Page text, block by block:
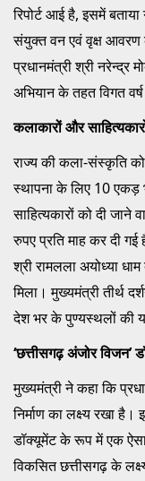
रिपोर्ट आई है, इसमें
संयुक्त वन एवं वृक्ष आवरण
प्रधानमंत्री श्री नरेन्द्र
अभियान के तहत विगत
कलाकारों और
राज्य की कला-संस्कृति
स्थापना के लिए 10
साहित्यकारों को दी जाने
रुपए प्रति माह कर दी
श्री रामलला अयोध्या
मिला। मुख्यमंत्री तीर्थ
देश भर के पुण्यस्थलों की
‘छत्तीसगढ़ अंजोर विजन’
मुख्यमंत्री ने कहा कि
निर्माण का लक्ष्य रखा है।
डॉक्यूमेंट के रूप में एक
विकसित छत्तीसगढ़ के